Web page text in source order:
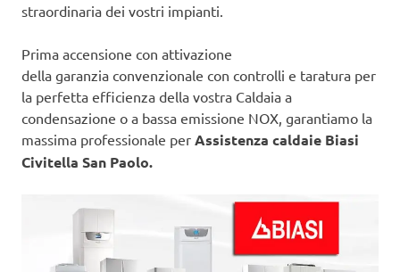
straordinaria dei vostri impianti.
Prima accensione con attivazione
della garanzia convenzionale con controlli e taratura per
la perfetta efficienza della vostra Caldaia a
condensazione o a bassa emissione NOX, garantiamo la
massima professionale per Assistenza caldaie Biasi
Civitella San Paolo.